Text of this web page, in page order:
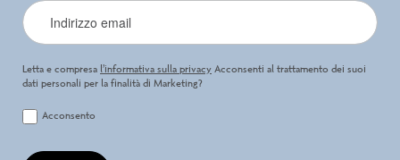
Letta e compresa l’informativa sulla privacy Acconsenti al trattamento dei suoi
dati personali per la finalità di Marketing?
Acconsento